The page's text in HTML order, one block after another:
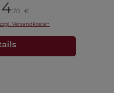
4,70 €
Versandkosten